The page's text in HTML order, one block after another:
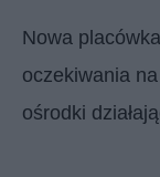
Nowa
oczekiwania
ośrodki